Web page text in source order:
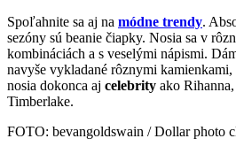
Spoľahnite sa aj na módne trendy.
sezóny sú beanie čiapky. Nosia sa v
kombináciách a s veselými nápismi.
navyše vykladané rôznymi
nosia dokonca aj celebrity ako
Timberlake.
FOTO: bevangoldswain / Dollar photo